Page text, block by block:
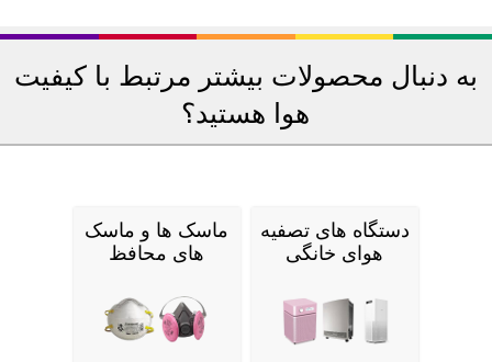
به دنبال محصولات بیشتر مرتبط با کیفیت
هوا هستید؟
دستگاه های تصفیه
هوای خانگی
ماسک ها و ماسک
های محافظ